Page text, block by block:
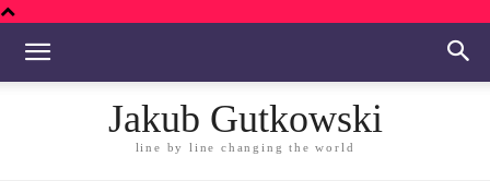
Jakub Gutkowski
line by line changing the world